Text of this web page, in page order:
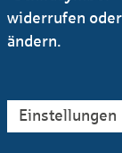
9.30 Uhr ist
widerrufen
ändern.
Einstellungen